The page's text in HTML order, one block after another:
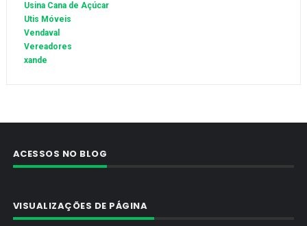
Usina Cana de Açúcar
Utis Móveis
Vendaval
Vereadores
xande
ACESSOS NO BLOG
VISUALIZAÇÕES DE PÁGINA